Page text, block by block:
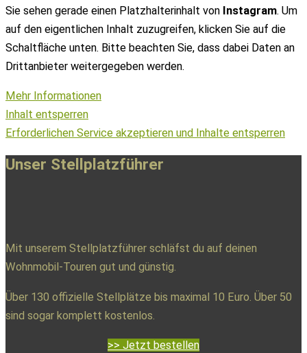
Noordwijk
–
Noordwijkerhout
–
[mit
Hund]
Sie sehen gerade einen Platzhalterinhalt von Instagram. Um
auf den eigentlichen Inhalt zuzugreifen, klicken Sie auf die
Schaltfläche unten. Bitte beachten Sie, dass dabei Daten an
Drittanbieter weitergegeben werden.
Mehr Informationen
Inhalt entsperren
Erforderlichen Service akzeptieren und Inhalte entsperren
Unser Stellplatzführer
Mit unserem Stellplatzführer schläfst du auf deinen
Wohnmobil-Touren gut und günstig.
Über 130 offizielle Stellplätze bis maximal 10 Euro. Über 50
sind sogar komplett kostenlos.
>> Jetzt bestellen